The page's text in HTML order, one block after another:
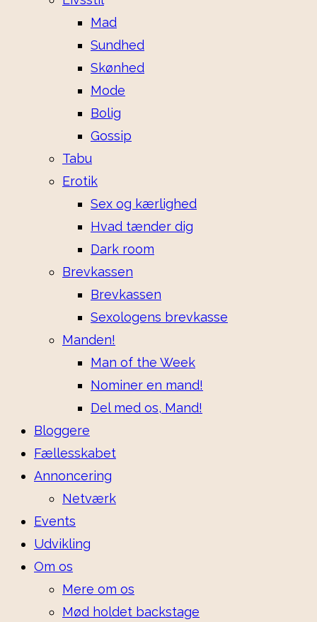
Mad
Sundhed
Skønhed
Mode
Bolig
Gossip
Tabu
Erotik
Sex og kærlighed
Hvad tænder dig
Dark room
Brevkassen
Brevkassen
Sexologens brevkasse
Manden!
Man of the Week
Nominer en mand!
Del med os, Mand!
Bloggere
Fællesskabet
Annoncering
Netværk
Events
Udvikling
Om os
Mere om os
Mød holdet backstage